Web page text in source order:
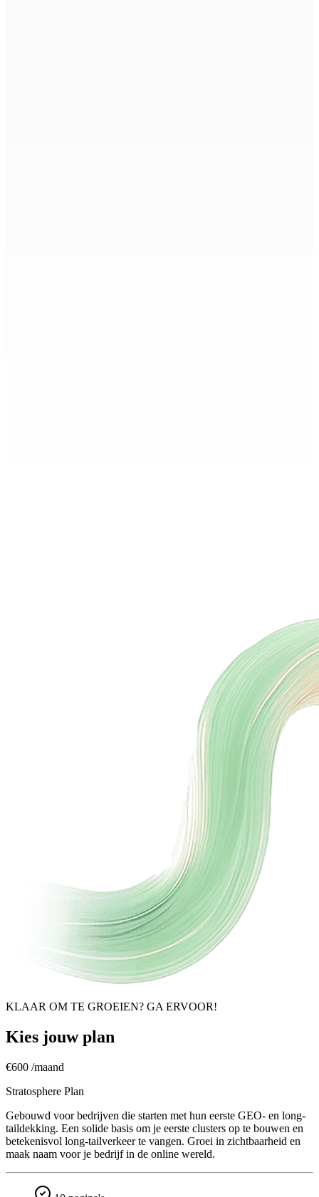
KLAAR OM TE GROEIEN? GA ERVOOR!
Kies jouw plan
€600 /maand
Stratosphere Plan
Gebouwd voor bedrijven die starten met hun eerste GEO- en long-
taildekking. Een solide basis om je eerste clusters op te bouwen en
betekenisvol long-tailverkeer te vangen. Groei in zichtbaarheid en
maak naam voor je bedrijf in de online wereld.